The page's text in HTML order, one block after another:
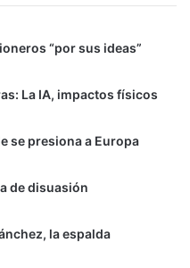
“por sus ideas”
La IA, impactos físicos
se presiona a Europa
de disuasión
la espalda